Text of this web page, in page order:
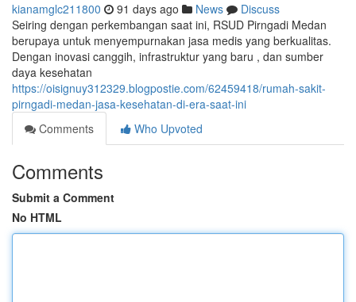
kianamglc211800 91 days ago News
Discuss
Seiring dengan perkembangan saat ini, RSUD Pirngadi Medan
berupaya untuk menyempurnakan jasa medis yang berkualitas.
Dengan inovasi canggih, infrastruktur yang baru , dan sumber
daya kesehatan
https://oisignuy312329.blogpostie.com/62459418/rumah-sakit-
pirngadi-medan-jasa-kesehatan-di-era-saat-ini
Comments
Who Upvoted
Comments
Submit a Comment
No HTML